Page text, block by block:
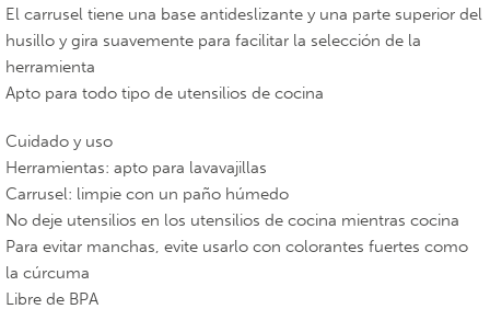
El carrusel tiene una base antideslizante y una parte superior del
husillo y gira suavemente para facilitar la selección de la
herramienta
Apto para todo tipo de utensilios de cocina
Cuidado y uso
Herramientas: apto para lavavajillas
Carrusel: limpie con un paño húmedo
No deje utensilios en los utensilios de cocina mientras cocina
Para evitar manchas, evite usarlo con colorantes fuertes como
la cúrcuma
Libre de BPA